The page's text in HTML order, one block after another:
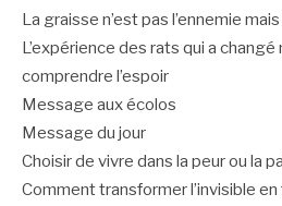
La graisse n’est pas l’ennemie
L’expérience des rats qui a
comprendre l’espoir
Message aux écolos
Message du jour
Choisir de vivre dans la peur ou la
Comment transformer l’invisible